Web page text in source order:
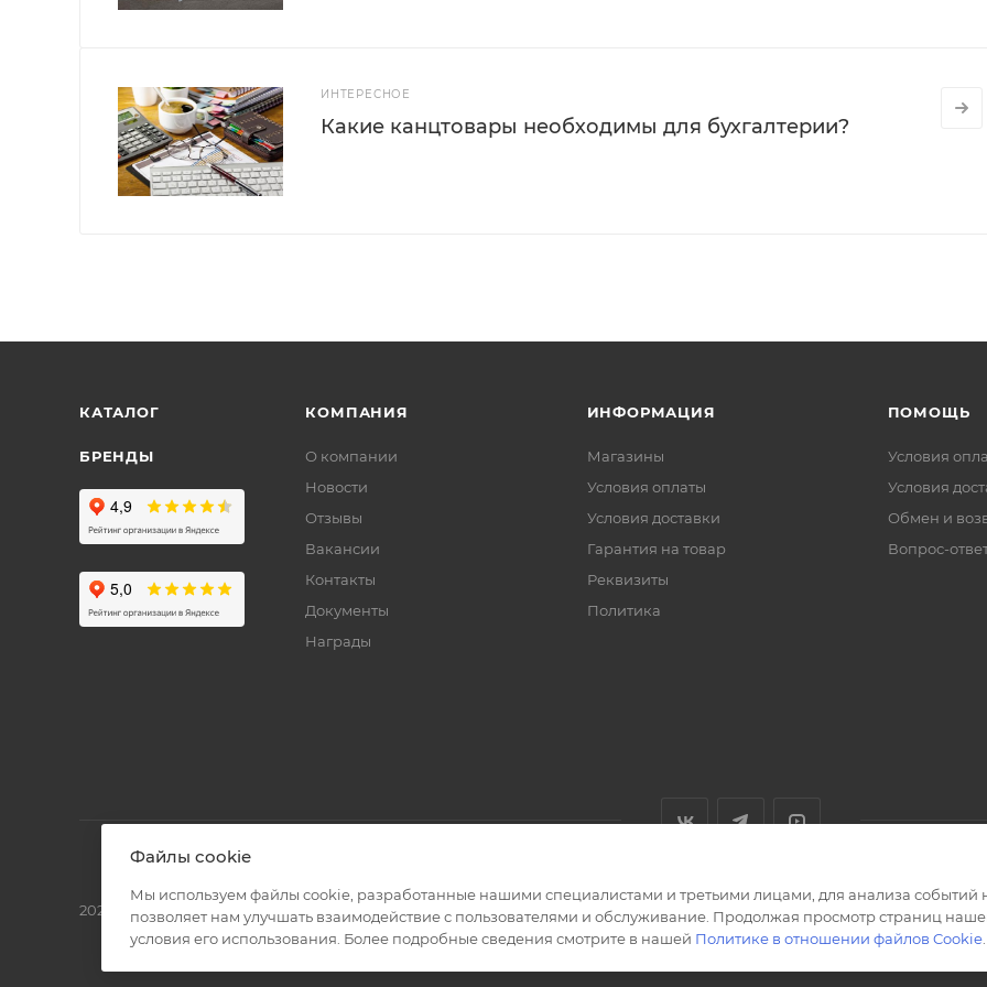
ИНТЕРЕСНОЕ
Какие канцтовары необходимы для бухгалтерии?
КАТАЛОГ
БРЕНДЫ
КОМПАНИЯ
О компании
Новости
Отзывы
Вакансии
Контакты
Документы
Награды
ИНФОРМАЦИЯ
Магазины
Условия оплаты
Условия доставки
Гарантия на товар
Реквизиты
Политика
ПОМОЩЬ
Условия
Условия
Обмен и
Вопрос-
2026 © Полиграф кит - интернет-магазин
Файлы cookie
Мы используем файлы cookie, разработанные нашими специалистами и третьими лицами, для анализа событий
позволяет нам улучшать взаимодействие с пользователями и обслуживание. Продолжая просмотр страниц
условия его использования. Более подробные сведения смотрите в нашей Политике в отношении файлов Cookie